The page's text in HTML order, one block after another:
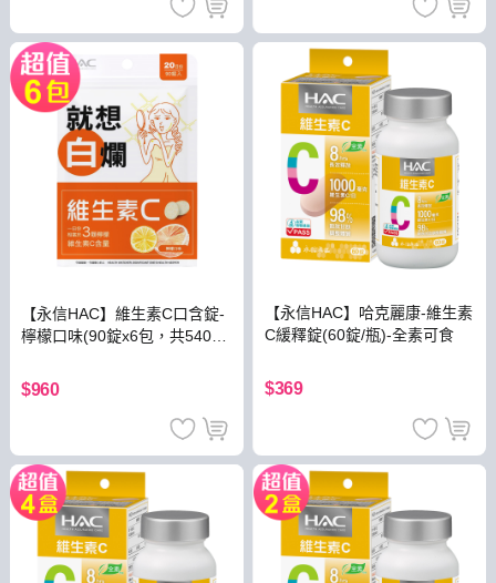
【永信HAC】維生素C口含錠-
檸檬口味(90錠x6包，共540
$960
【永信HAC】哈克麗康-維生素
C緩釋錠(60錠/瓶)-全素可食
$369